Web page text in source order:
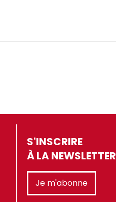
S'INSCRIRE
À LA NEWSLETTER
Je m'abonne